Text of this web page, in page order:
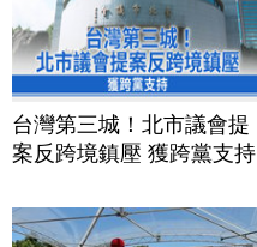
台灣第三城！北市議會提
案反跨境鎮壓 獲跨黨支持